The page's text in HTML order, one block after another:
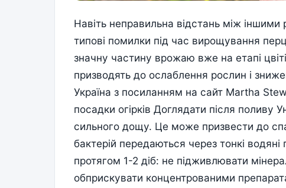
Навіть неправильна відстань між
типові помилки під час вирощування
значну частину врожаю вже на етапі
призводять до ослаблення рослин і
Україна з посиланням на сайт Martha
посадки огірків Доглядати після поливу
сильного дощу. Це може призвести до
бактерій передаються через тонкі
протягом 1-2 діб: не підживлювати
обприскувати концентрованими